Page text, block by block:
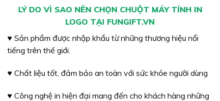
LÝ DO VÌ SAO NÊN CHỌN CHUỘT MÁY TÍNH IN
LOGO TẠI FUNGIFT.VN
♥ Sản phẩm được nhập khẩu từ những thương hiệu nổi
tiếng trên thế giới.
♥ Chất liệu tốt, đảm bảo an toàn với sức khỏe người dùng
♥ Công nghệ in hiện đại mang đến cho khách hàng những